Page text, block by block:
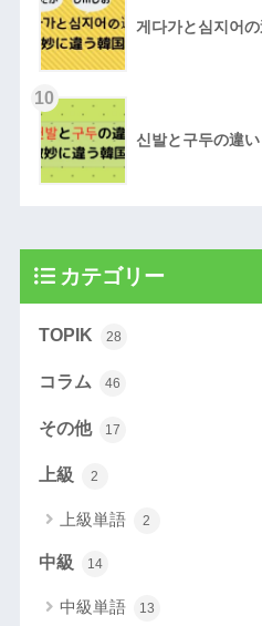
게다가と심지어の
10
신발と구두の違い
カテゴリー
TOPIK 28
コラム 46
その他 17
上級 2
上級単語 2
中級 14
中級単語 13